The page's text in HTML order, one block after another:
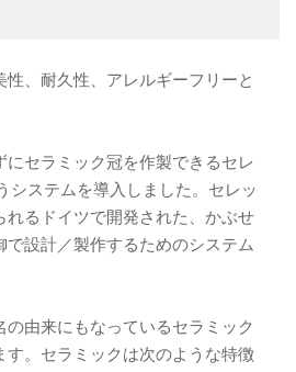
性、耐久性、アレルギーフリーと
にセラミック冠を作製できるセレ
システムを導入しました。セレッ
れるドイツで開発された、かぶせ
で設計／製作するためのシステム
の由来にもなっているセラミック
す。セラミックは次のような特徴